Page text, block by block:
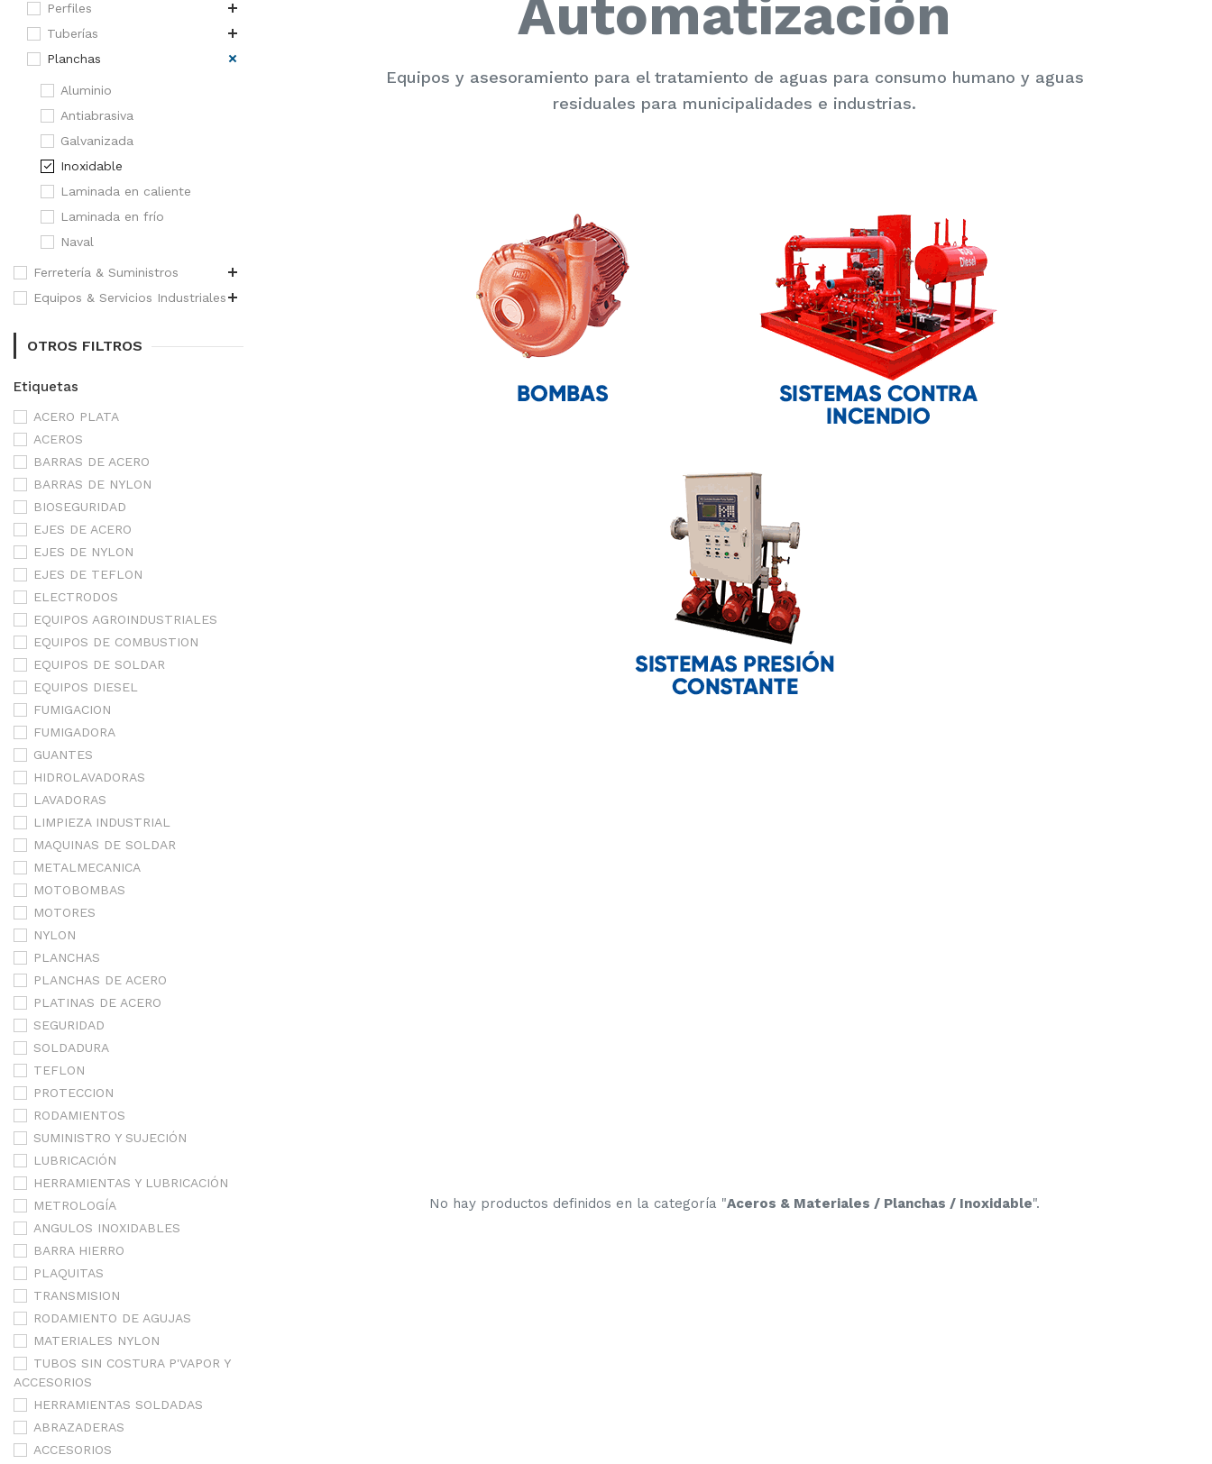
Perfiles
Tuberías
Planchas
Aluminio
Antiabrasiva
Galvanizada
Inoxidable
Laminada en caliente
Laminada en frío
Naval
Ferretería & Suministros
Equipos & Servicios Industriales
OTROS FILTROS
Etiquetas
ACERO PLATA
ACEROS
BARRAS DE ACERO
BARRAS DE NYLON
BIOSEGURIDAD
EJES DE ACERO
EJES DE NYLON
EJES DE TEFLON
ELECTRODOS
EQUIPOS AGROINDUSTRIALES
EQUIPOS DE COMBUSTION
EQUIPOS DE SOLDAR
EQUIPOS DIESEL
FUMIGACION
FUMIGADORA
GUANTES
HIDROLAVADORAS
LAVADORAS
LIMPIEZA INDUSTRIAL
MAQUINAS DE SOLDAR
METALMECANICA
MOTOBOMBAS
MOTORES
NYLON
PLANCHAS
PLANCHAS DE ACERO
PLATINAS DE ACERO
SEGURIDAD
SOLDADURA
TEFLON
PROTECCION
RODAMIENTOS
SUMINISTRO Y SUJECIÓN
LUBRICACIÓN
HERRAMIENTAS Y LUBRICACIÓN
METROLOGÍA
ANGULOS INOXIDABLES
BARRA HIERRO
PLAQUITAS
TRANSMISION
RODAMIENTO DE AGUJAS
MATERIALES NYLON
TUBOS SIN COSTURA P'VAPOR Y
ACCESORIOS
HERRAMIENTAS SOLDADAS
ABRAZADERAS
ACCESORIOS
Automatización
Equipos y asesoramiento para el tratamiento de aguas para consumo humano y aguas
residuales para municipalidades e industrias.
No hay productos definidos en la categoría "Aceros & Materiales / Planchas / Inoxidable".